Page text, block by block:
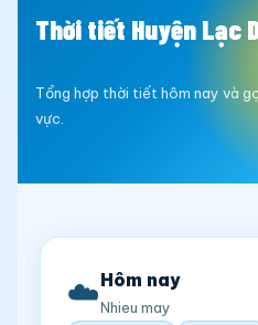
Thời tiết Huyện Lạc
Tổng hợp thời tiết hôm nay và
vực.
☁️Hôm nay
Nhieu may